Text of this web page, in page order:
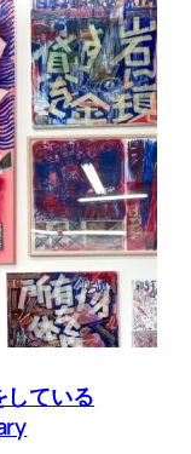
している